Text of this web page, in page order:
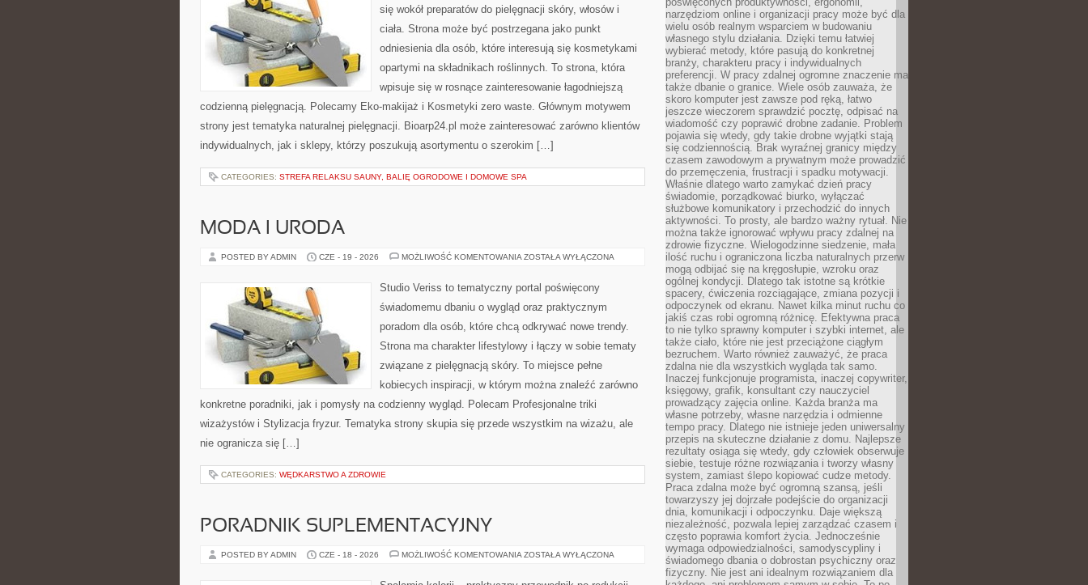
się wokół preparatów do pielęgnacji skóry, włosów i
ciała. Strona może być postrzegana jako punkt
odniesienia dla osób, które interesują się kosmetykami
opartymi na składnikach roślinnych. To strona, która
wpisuje się w rosnące zainteresowanie łagodniejszą
codzienną pielęgnacją. Polecamy Eko-makijaż i Kosmetyki zero waste. Głównym motywem
strony jest tematyka naturalnej pielęgnacji. Bioarp24.pl może zainteresować zarówno klientów
indywidualnych, jak i sklepy, którzy poszukują asortymentu o szerokim […]
CATEGORIES: STREFA RELAKSU SAUNY, BALIĘ OGRODOWE I DOMOWE SPA
MODA I URODA
POSTED BY ADMIN CZE - 19 - 2026 MOŻLIWOŚĆ KOMENTOWANIA MODA
ZOSTAŁA WYŁĄCZONA
Studio Veriss to tematyczny portal poświęcony
świadomemu dbaniu o wygląd oraz praktycznym
poradom dla osób, które chcą odkrywać nowe trendy.
Strona ma charakter lifestylowy i łączy w sobie tematy
związane z pielęgnacją skóry. To miejsce pełne
kobiecych inspiracji, w którym można znaleźć zarówno
konkretne poradniki, jak i pomysły na codzienny wygląd. Polecam Profesjonalne triki
wizażystów i Stylizacja fryzur. Tematyka strony skupia się przede wszystkim na wizażu, ale
nie ogranicza się […]
CATEGORIES: WĘDKARSTWO A ZDROWIE
PORADNIK SUPLEMENTACYJNY
POSTED BY ADMIN CZE - 18 - 2026 MOŻLIWOŚĆ KOMENTOWANIA PORADNIK
ZOSTAŁA WYŁĄCZONA
narzędziom online i organizacji pracy może być dla
wielu osób realnym wsparciem w budowaniu
własnego stylu działania. Dzięki temu łatwiej
wybierać metody, które pasują do konkretnej
branży, charakteru pracy i indywidualnych
preferencji. W pracy zdalnej ogromne znaczenie ma
także dbanie o granice. Wiele osób zauważa, że
skoro komputer jest zawsze pod ręką, łatwo
jeszcze wieczorem sprawdzić pocztę, odpisać na
wiadomość czy poprawić drobne zadanie. Problem
pojawia się wtedy, gdy takie drobne wyjątki stają
się codziennością. Brak wyraźnej granicy między
czasem zawodowym a prywatnym może prowadzić
do przemęczenia, frustracji i spadku motywacji.
Właśnie dlatego warto zamykać dzień pracy
świadomie, porządkować biurko, wyłączać
służbowe komunikatory i przechodzić do innych
aktywności. To prosty, ale bardzo ważny rytuał. Nie
można także ignorować wpływu pracy zdalnej na
zdrowie fizyczne. Wielogodzinne siedzenie, mała
ilość ruchu i ograniczona liczba naturalnych przerw
mogą odbijać się na kręgosłupie, wzroku oraz
ogólnej kondycji. Dlatego tak istotne są krótkie
spacery, ćwiczenia rozciągające, zmiana pozycji i
odpoczynek od ekranu. Nawet kilka minut ruchu co
jakiś czas robi ogromną różnicę. Efektywna praca
to nie tylko sprawny komputer i szybki internet, ale
także ciało, które nie jest przeciążone ciągłym
bezruchem. Warto również zauważyć, że praca
zdalna nie dla wszystkich wygląda tak samo.
Inaczej funkcjonuje programista, inaczej copywriter,
księgowy, grafik, konsultant czy nauczyciel
prowadzący zajęcia online. Każda branża ma
własne potrzeby, własne narzędzia i odmienne
tempo pracy. Dlatego nie istnieje jeden uniwersalny
przepis na skuteczne działanie z domu. Najlepsze
rezultaty osiąga się wtedy, gdy człowiek obserwuje
siebie, testuje różne rozwiązania i tworzy własny
system, zamiast ślepo kopiować cudze metody.
Praca zdalna może być ogromną szansą, jeśli
towarzyszy jej dojrzałe podejście do organizacji
dnia, komunikacji i odpoczynku. Daje większą
niezależność, pozwala lepiej zarządzać czasem i
często poprawia komfort życia. Jednocześnie
wymaga odpowiedzialności, samodyscypliny i
świadomego dbania o dobrostan psychiczny oraz
fizyczny. Nie jest ani idealnym rozwiązaniem dla